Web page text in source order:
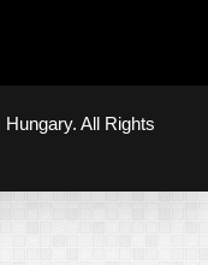
All Rights